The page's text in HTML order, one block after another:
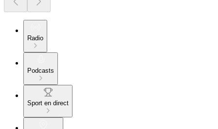
Radio
Podcasts
Sport en direct